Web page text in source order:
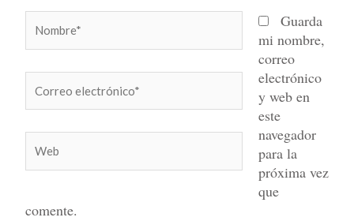
electrónico*
Guarda
mi nombre,
correo
electrónico
y web en
este
navegador
para la
próxima vez
que
comente.